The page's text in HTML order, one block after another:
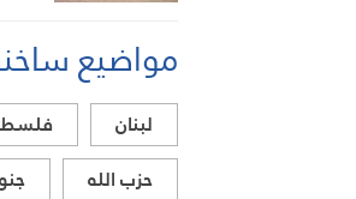
مواضيع
لبنان
حزب الله